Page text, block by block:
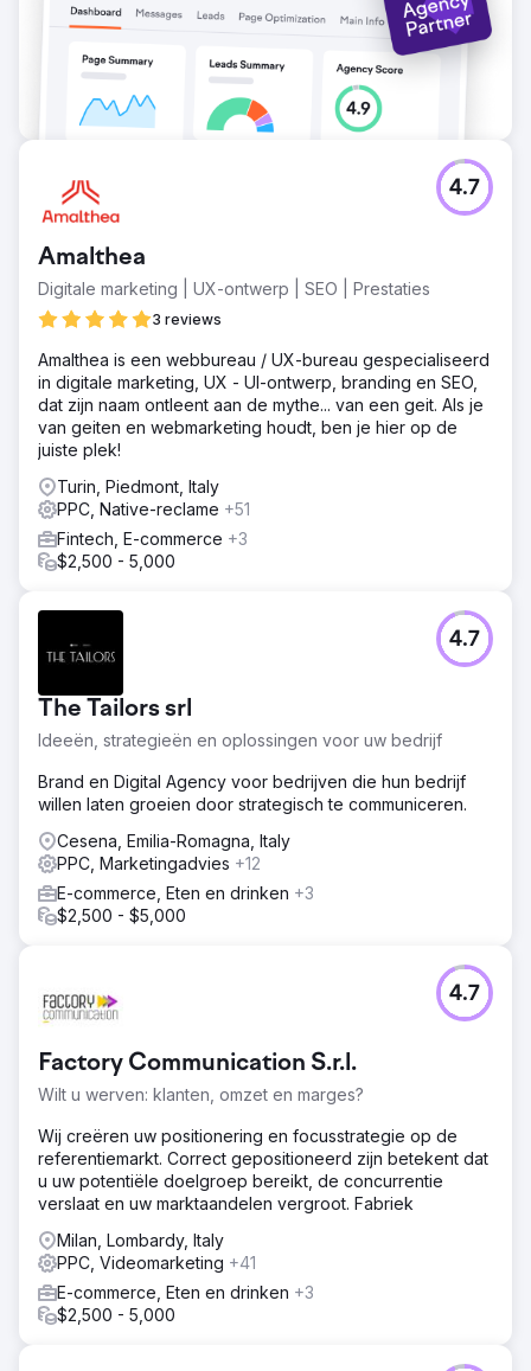
eerste pagina van Google. De kosten per
gekwalificeerde lead voor LinkedIn-advertenties daalden
met 44%, en account-based marketing zette 31 van de
80 accounts om in actieve leads. De totale gegenereerde
salespipeline groeide met een factor 4,2 op jaarbasis, en
de verkoopcycli werden met 28 dagen verkort dankzij
Amalthea
Digitale marketing | UX-ontwerp | SEO | Prestaties
3 reviews
4.7
Amalthea is een webbureau / UX-bureau gespecialiseerd
in digitale marketing, UX - UI-ontwerp, branding en SEO,
dat zijn naam ontleent aan de mythe... van een geit. Als je
van geiten en webmarketing houdt, ben je hier op de
juiste plek!
Turin, Piedmont, Italy
PPC, Native-reclame +51
Fintech, E-commerce +3
$2,500 - 5,000
The Tailors srl
Ideeën, strategieën en oplossingen voor uw bedrijf
4.7
Brand en Digital Agency voor bedrijven die hun bedrijf
willen laten groeien door strategisch te communiceren.
Cesena, Emilia-Romagna, Italy
PPC, Marketingadvies +12
E-commerce, Eten en drinken +3
$2,500 - $5,000
Factory Communication S.r.l.
Wilt u werven: klanten, omzet en marges?
4.7
Wij creëren uw positionering en focusstrategie op de
referentiemarkt. Correct gepositioneerd zijn betekent dat
u uw potentiële doelgroep bereikt, de concurrentie
verslaat en uw marktaandelen vergroot. Fabriek
Milan, Lombardy, Italy
PPC, Videomarketing +41
E-commerce, Eten en drinken +3
$2,500 - 5,000